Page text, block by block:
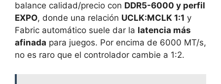
balance calidad/precio con DDR5-6000 y perfil
EXPO, donde una relación UCLK:MCLK 1:1 y
Fabric automático suele dar la latencia más
afinada para juegos. Por encima de 6000 MT/s,
no es raro que el controlador cambie a 1:2.